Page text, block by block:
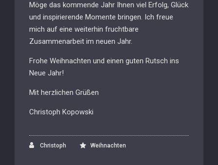
Möge das kommende Jahr Ihnen viel Erfolg, Glück
und inspirierende Momente bringen. Ich freue
mich auf eine weiterhin fruchtbare
Zusammenarbeit im neuen Jahr.
Frohe Weihnachten und einen guten Rutsch ins
Neue Jahr!
Mit herzlichen Grüßen
Christoph Kopowski
Christoph Weihnachten